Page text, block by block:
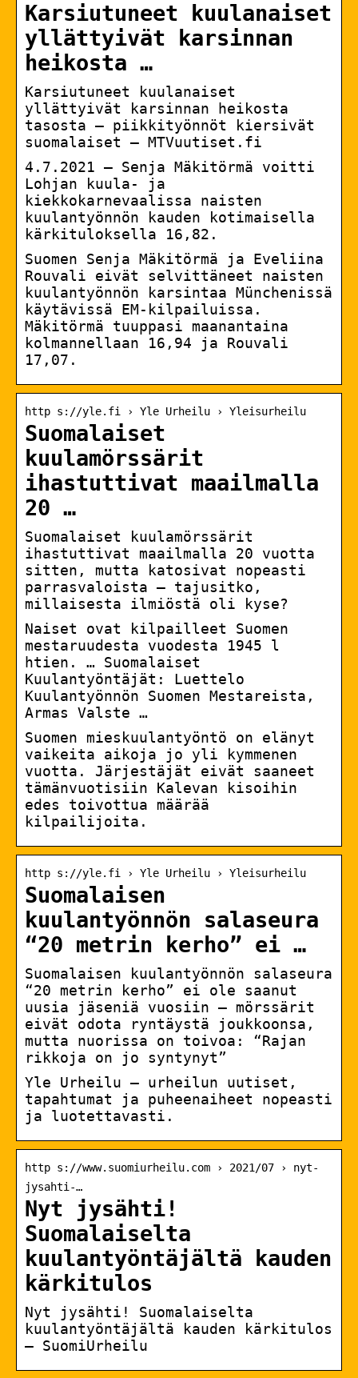
Karsiutuneet kuulanaiset
yllättyivät karsinnan
heikosta …
Karsiutuneet kuulanaiset
yllättyivät karsinnan heikosta
tasosta – piikkityönnöt kiersivät
suomalaiset – MTVuutiset.fi
4.7.2021 — Senja Mäkitörmä voitti
Lohjan kuula- ja
kiekkokarnevaalissa naisten
kuulantyönnön kauden kotimaisella
kärkituloksella 16,82.
Suomen Senja Mäkitörmä ja Eveliina
Rouvali eivät selvittäneet naisten
kuulantyönnön karsintaa Münchenissä
käytävissä EM-kilpailuissa.
Mäkitörmä tuuppasi maanantaina
kolmannellaan 16,94 ja Rouvali
17,07.
http s://yle.fi › Yle Urheilu › Yleisurheilu
Suomalaiset
kuulamörssärit
ihastuttivat maailmalla
20 …
Suomalaiset kuulamörssärit
ihastuttivat maailmalla 20 vuotta
sitten, mutta katosivat nopeasti
parrasvaloista – tajusitko,
millaisesta ilmiöstä oli kyse?
Naiset ovat kilpailleet Suomen
mestaruudesta vuodesta 1945 l
htien. … Suomalaiset
Kuulantyöntäjät: Luettelo
Kuulantyönnön Suomen Mestareista,
Armas Valste …
Suomen mieskuulantyöntö on elänyt
vaikeita aikoja jo yli kymmenen
vuotta. Järjestäjät eivät saaneet
tämänvuotisiin Kalevan kisoihin
edes toivottua määrää
kilpailijoita.
http s://yle.fi › Yle Urheilu › Yleisurheilu
Suomalaisen
kuulantyönnön salaseura
“20 metrin kerho” ei …
Suomalaisen kuulantyönnön salaseura
“20 metrin kerho” ei ole saanut
uusia jäseniä vuosiin – mörssärit
eivät odota ryntäystä joukkoonsa,
mutta nuorissa on toivoa: “Rajan
rikkoja on jo syntynyt”
Yle Urheilu – urheilun uutiset,
tapahtumat ja puheenaiheet nopeasti
ja luotettavasti.
http s://www.suomiurheilu.com › 2021/07 › nyt-
jysahti-…
Nyt jysähti!
Suomalaiselta
kuulantyöntäjältä kauden
kärkitulos
Nyt jysähti! Suomalaiselta
kuulantyöntäjältä kauden kärkitulos
– SuomiUrheilu